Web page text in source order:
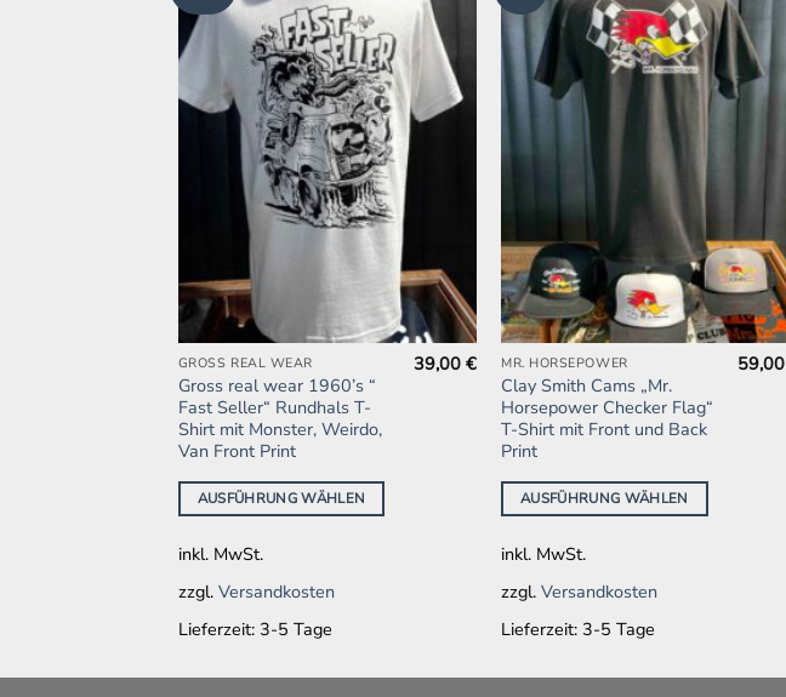
Wunschliste
hinzufügen
GROSS REAL WEAR
Gross real wear 1960’s “
Fast Seller“ Rundhals T-
Shirt mit Monster, Weirdo,
Van Front Print
39,00€
AUSFÜHRUNG WÄHLEN
Dieses
Produkt
weist
mehrere
Varianten
auf.
Optionen
können
auf
Produktseite
inkl. MwSt.
zzgl. Versandkosten
Lieferzeit: 3-5 Tage
Wunschliste
hinzufügen
MR. HORSEPOWER
Clay Smith Cams „Mr.
Horsepower Checker Flag“
T-Shirt mit Front und Back
Print
59,00
AUSFÜHRUNG WÄHLEN
Dieses
Produkt
weist
mehrere
Varianten
auf.
Optionen
können
auf
Produktseite
inkl. MwSt.
zzgl.Versandkosten
Lieferzeit: 3-5 Tage